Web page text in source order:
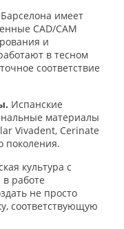
Барселона имеет
CAD/CAM
и
в тесном
соответствие
Испанские
материалы
Vivadent, Cerinate
поколения.
культура с
работе
не просто
соответствующую